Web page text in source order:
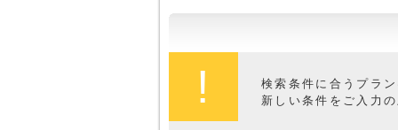
!
検索条件に合うプラ
新しい条件をご入力